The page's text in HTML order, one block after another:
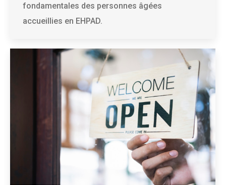
fondamentales des personnes âgées
accueillies en EHPAD.